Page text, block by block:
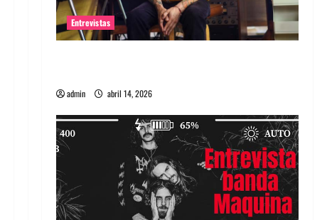
Entrevistas
admin abril 14, 2026